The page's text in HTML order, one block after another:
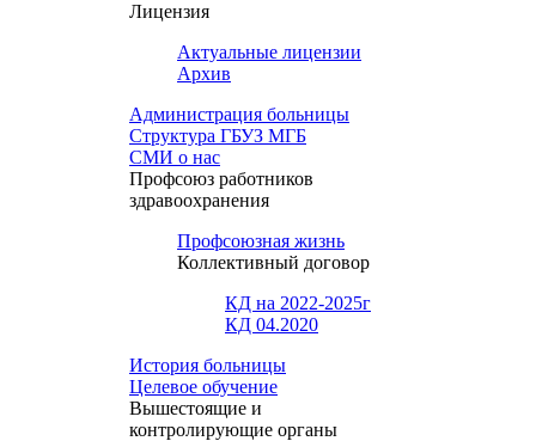
Лицензия
Актуальные лицензии
Архив
Администрация больницы
Структура ГБУЗ МГБ
СМИ о нас
Профсоюз работников
здравоохранения
Профсоюзная жизнь
Коллективный договор
КД на 2022-2025г
КД 04.2020
История больницы
Целевое обучение
Вышестоящие и
контролирующие органы